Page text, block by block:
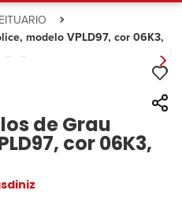
modelo VPLD97, cor 06K3,
de Grau
cor 06K3,